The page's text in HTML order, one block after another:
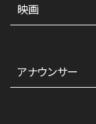
映画
アナウンサー